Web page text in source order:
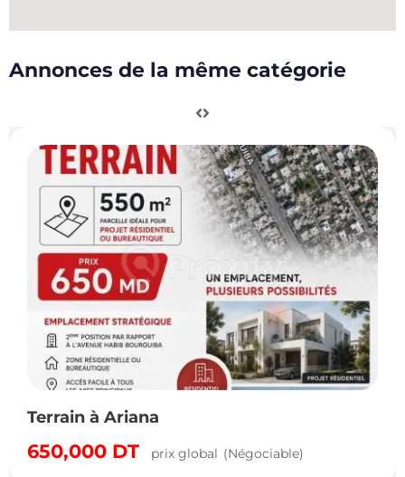
Annonces de la même catégorie
global (Négociable) 400